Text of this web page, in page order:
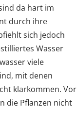
da hart im
durch ihre
sich jedoch
Wasser
viele
mit denen
klarkommen. Vor
die Pflanzen nicht